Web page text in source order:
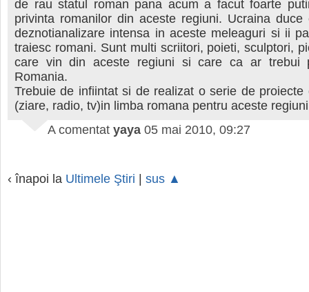
de rau statul roman pana acum a facut foarte
privinta romanilor din aceste regiuni. Ucraina
deznotianalizare intensa in aceste meleaguri si ii
traiesc romani. Sunt multi scriitori, poieti, sculptori,
care vin din aceste regiuni si care ca ar trebui
Romania.
Trebuie de infiintat si de realizat o serie de proiecte
(ziare, radio, tv)in limba romana pentru aceste
A comentat yaya 05 mai 2010, 09:27
‹ înapoi la Ultimele Ştiri sus ▲